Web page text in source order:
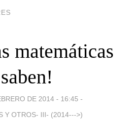
matemáticas
saben!
DE 2014 - 16:45 -
Y OTROS- III- (2014--->)